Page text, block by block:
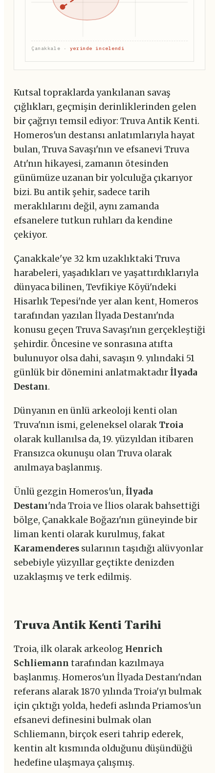
Çanakkale · yerinde incelendi
Kutsal topraklarda yankılanan savaş
çığlıkları, geçmişin derinliklerinden gelen
bir çağrıyı temsil ediyor: Truva Antik Kenti.
Homeros'un destansı anlatımlarıyla hayat
bulan, Truva Savaşı'nın ve efsanevi Truva
Atı'nın hikayesi, zamanın ötesinden
günümüze uzanan bir yolculuğa çıkarıyor
bizi. Bu antik şehir, sadece tarih
meraklılarını değil, aynı zamanda
efsanelere tutkun ruhları da kendine
çekiyor.
Çanakkale'ye 32 km uzaklıktaki Truva
harabeleri, yaşadıkları ve yaşattırdıklarıyla
dünyaca bilinen, Tevfikiye Köyü'ndeki
Hisarlık Tepesi'nde yer alan kent, Homeros
tarafından yazılan İlyada Destanı'nda
konusu geçen Truva Savaşı'nın gerçekleştiği
şehirdir. Öncesine ve sonrasına atıfta
bulunuyor olsa dahi, savaşın 9. yılındaki 51
günlük bir dönemini anlatmaktadırİlyada
Destanı.
Dünyanın en ünlü arkeoloji kenti olan
Truva'nın ismi, geleneksel olarak Troia
olarak kullanılsa da, 19. yüzyıldan itibaren
Fransızca okunuşu olan Truva olarak
anılmaya başlanmış.
Ünlü gezgin Homeros'un, İlyada
Destanı'nda Troia ve İlios olarak bahsettiği
bölge, Çanakkale Boğazı'nın güneyinde bir
liman kenti olarak kurulmuş, fakat
Karamenderes sularının taşıdığı alüvyonlar
sebebiyle yüzyıllar geçtikte denizden
uzaklaşmış ve terk edilmiş.
Truva Antik Kenti Tarihi
Troia, ilk olarak arkeolog Henrich
Schliemann tarafından kazılmaya
başlanmış. Homeros'un İlyada Destanı'ndan
referans alarak 1870 yılında Troia'yı bulmak
için çıktığı yolda, hedefi aslında Priamos'un
efsanevi definesini bulmak olan
Schliemann, birçok eseri tahrip ederek,
kentin alt kısmında olduğunu düşündüğü
hedefine ulaşmaya çalışmış.